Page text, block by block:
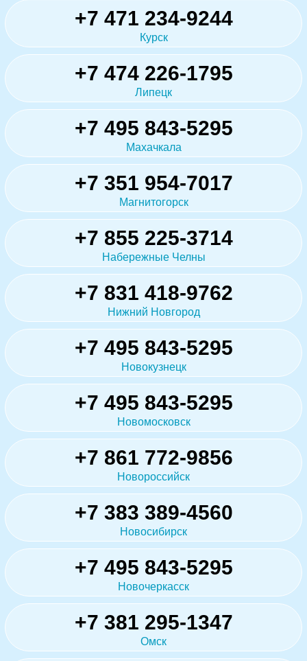
+7 471 234-9244
Курск
+7 474 226-1795
Липецк
+7 495 843-5295
Махачкала
+7 351 954-7017
Магнитогорск
+7 855 225-3714
Набережные Челны
+7 831 418-9762
Нижний Новгород
+7 495 843-5295
Новокузнецк
+7 495 843-5295
Новомосковск
+7 861 772-9856
Новороссийск
+7 383 389-4560
Новосибирск
+7 495 843-5295
Новочеркасск
+7 381 295-1347
Омск